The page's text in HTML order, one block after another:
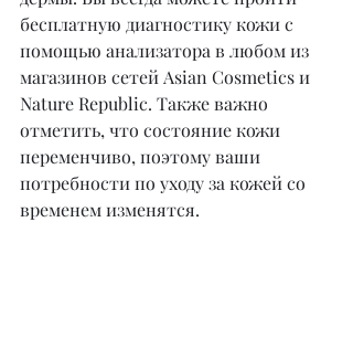
бесплатную диагностику кожи с
помощью анализатора в любом из
магазинов сетей Asian Cosmetics и
Nature Republic. Также важно
отметить, что состояние кожи
переменчиво, поэтому ваши
потребности по уходу за кожей со
временем изменятся.